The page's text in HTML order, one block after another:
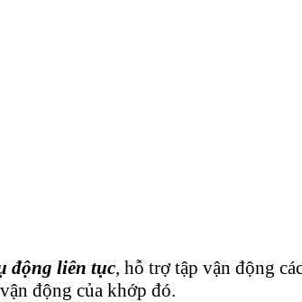
động liên tục, hỗ trợ tập vận động
động của khớp đó.